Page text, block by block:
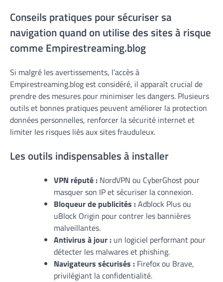
Conseils pratiques pour sécuriser sa
navigation quand on utilise des sites à risque
comme Empirestreaming.blog
Si malgré les avertissements, l’accès à
Empirestreaming.blog est considéré, il apparaît crucial de
prendre des mesures pour minimiser les dangers. Plusieurs
outils et bonnes pratiques peuvent améliorer la protection
données personnelles, renforcer la sécurité internet et
limiter les risques liés aux sites frauduleux.
Les outils indispensables à installer
VPN réputé : NordVPN ou CyberGhost pour
masquer son IP et sécuriser la connexion.
Bloqueur de publicités :Adblock Plus ou
uBlock Origin pour contrer les bannières
malveillantes.
Antivirus à jour : un logiciel performant pour
détecter les malwares et phishing.
Navigateurs sécurisés : Firefox ou Brave,
privilégiant la confidentialité.